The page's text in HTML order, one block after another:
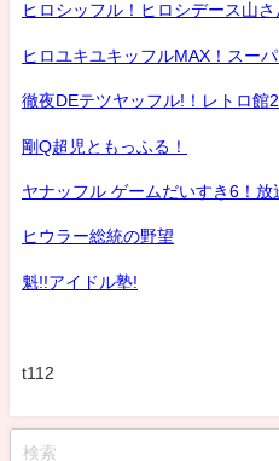
ヒロシッフル！ヒロシデース山
ヒロユキユキッフルMAX！スーパ
徹夜DEテツヤッフル!！レトロ館2
剛Q超児ともっふる！
ヤナッフル ゲームだいすき6！放
ヒウラー総統の野望
魁!!アイドル塾!
t112